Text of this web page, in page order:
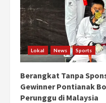
Lokal News Sports
Berangkat Tanpa
Gewinner Pontianak
Perunggu di Malaysia